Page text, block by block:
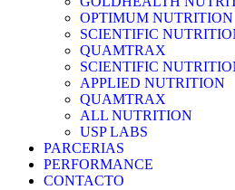
OPTIMUM NUTRITION
SCIENTIFIC
QUAMTRAX
SCIENTIFIC
APPLIED NUTRITION
QUAMTRAX
ALL NUTRITION
USP LABS
PARCERIAS
PERFORMANCE
CONTACTO